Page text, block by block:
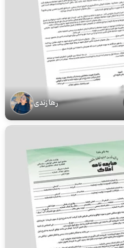
رها زندی